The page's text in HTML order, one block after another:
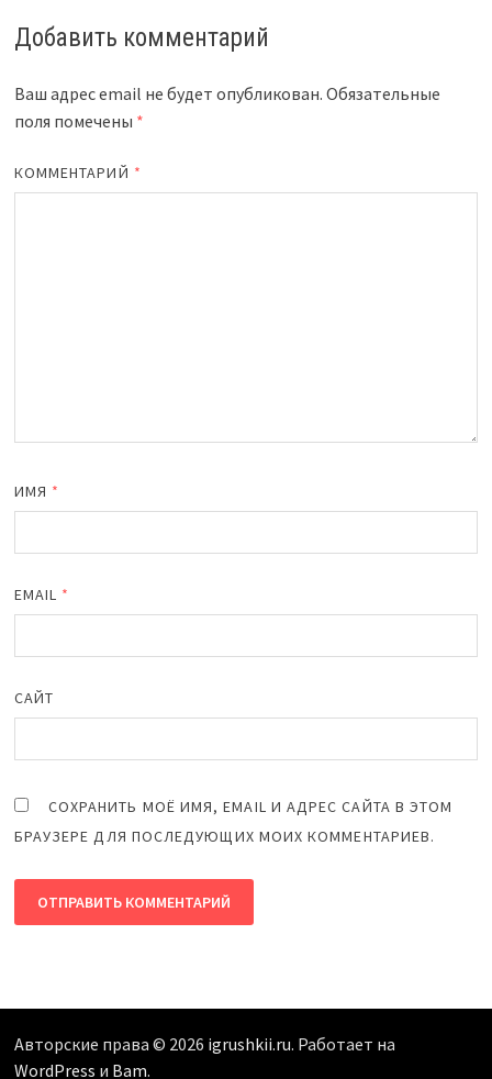
Добавить комментарий
Ваш адрес email не будет опубликован. Обязательные
поля помечены *
КОММЕНТАРИЙ *
ИМЯ *
EMAIL *
САЙТ
СОХРАНИТЬ МОЁ ИМЯ, EMAIL И АДРЕС САЙТА В ЭТОМ
БРАУЗЕРЕ ДЛЯ ПОСЛЕДУЮЩИХ МОИХ КОММЕНТАРИЕВ.
Авторские права © 2026 igrushkii.ru. Работает на
WordPress и Bam.